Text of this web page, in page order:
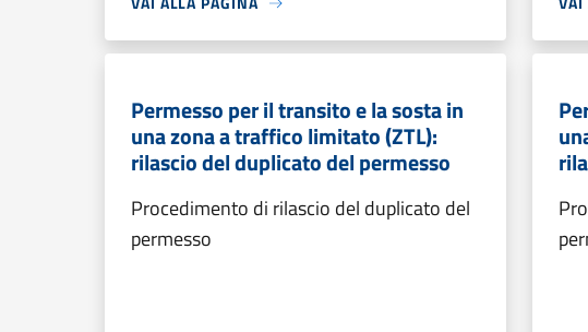
Permesso per il transito e la sosta in
una zona a traffico limitato (ZTL):
rilascio del duplicato del permesso
Procedimento di rilascio del duplicato del
permesso